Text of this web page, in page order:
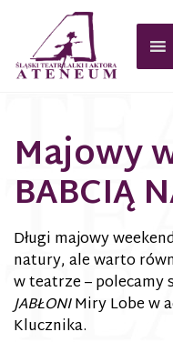
Majowy
BABCIĄ
Długi majowy
natury, ale warto
w teatrze – polecamy
JABŁONIMiry Lobe w
Klucznika.